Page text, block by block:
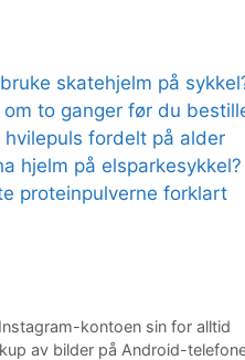
skatehjelm på
om to ganger før du
hvilepuls fordelt på alder
hjelm på
proteinpulverne forklart
kontoen sin for alltid
av bilder på Android-